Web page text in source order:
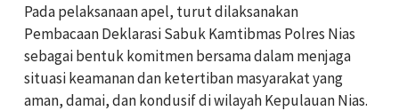
Pada pelaksanaan apel, turut dilaksanakan
Pembacaan Deklarasi Sabuk Kamtibmas Polres Nias
sebagai bentuk komitmen bersama dalam menjaga
situasi keamanan dan ketertiban masyarakat yang
aman, damai, dan kondusif di wilayah Kepulauan Nias.